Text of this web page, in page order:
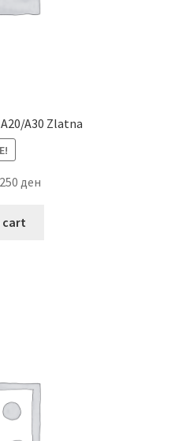
A30 Zlatna
250ден
cart